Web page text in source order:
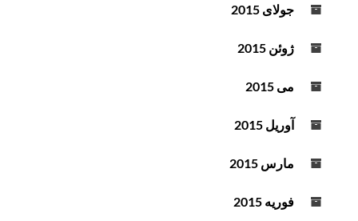
جولای 2015
ژوئن 2015
می 2015
آوریل 2015
مارس 2015
فوریه 2015